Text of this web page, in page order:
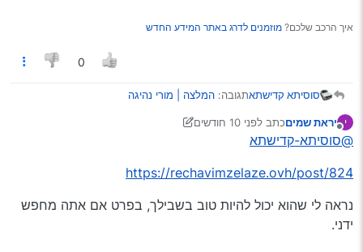
איך הרכב שלכם? מוזמנים לדרג באתר המידע החדש
0
סוסיתא קדישתאתגובה:המלצה | מורי נהיגה
בשעטו"מ, הגיע הזמן להתחיל לדון בעניין…
(הוי אומר: מה עדיף?
שאפשר לסחוט ממנו הכי הרבה ידע…
י יראת שמיםכתב לפני 10 חודשים
נערך לאחרונה על ידי יראת שמים
@סוסיתא-קדישתא
https://rechavimzelaze.ovh/post/824
נראה לי שהוא יכול להיות טוב בשבילך, בפרט אם אתה מחפש
ידני.